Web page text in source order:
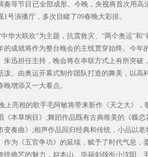
奏等节目已全部成形。今晚，央视将首次用高
1号演播厅，多次目睹了09春晚大彩排。
华大联欢”为主题，抗震救灾、“两个奥运”和
的成就将作为整台晚会的主线贯穿始终。今年
朱迅担任主持，晚会将在串联方式上有所突破
泼。由奥运开幕式制作团队打造的舞美，以高
晚增添又一大看点。
亮相的歌手毛阿敏将带来新作《天之大》，
《本草纲目》;舞蹈作品既有古典唯美的《蝶
变奏曲》;相声作品回归经典和传统，小品以
作为《五官争功》的延续，赋予了时代气息
统曲艺的魅力，赵本山、毕福剑领衔小沈阳、